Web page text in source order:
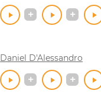
Daniel D'Alessandro